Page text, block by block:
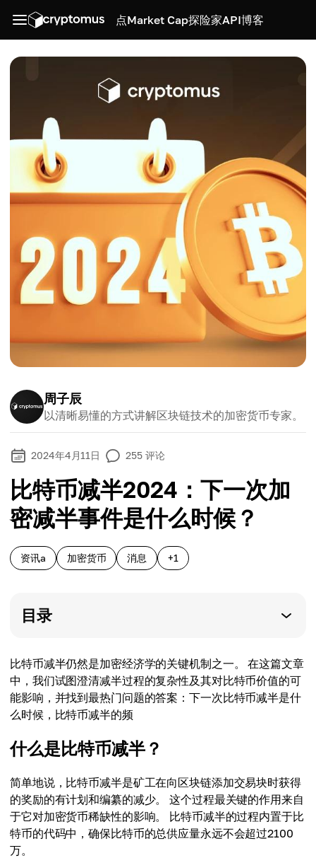
点Market Cap探险家API博客
周子辰
以清晰易懂的方式讲解区块链技术的加密货币专家。
2024年4月11日 255 评论
比特币减半2024：下一次加
密减半事件是什么时候？
资讯a 加密货币 消息 +1
目录
比特币减半仍然是加密经济学的关键机制之一。 在这篇文章
中，我们试图澄清减半过程的复杂性及其对比特币价值的可
能影响，并找到最热门问题的答案：下一次比特币减半是什
么时候，比特币减半的频
什么是比特币减半？
简单地说，比特币减半是矿工在向区块链添加交易块时获得
的奖励的有计划和编纂的减少。 这个过程最关键的作用来自
于它对加密货币稀缺性的影响。 比特币减半的过程内置于比
特币的代码中，确保比特币的总供应量永远不会超过2100
万。